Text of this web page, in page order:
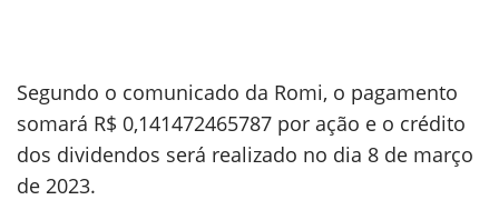
Segundo o comunicado da Romi, o pagamento
somará R$ 0,141472465787 por ação e o crédito
dos dividendos será realizado no dia 8 de março
de 2023.